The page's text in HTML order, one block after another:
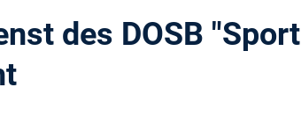
des DOSB "Sport